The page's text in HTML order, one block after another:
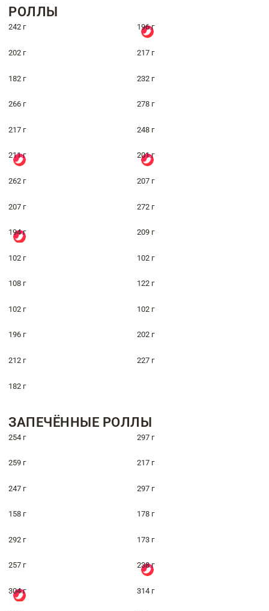
РОЛЛЫ
242 г 196 г
202 г 217 г
182 г 232 г
266 г 278 г
217 г 248 г
211 г 201 г
262 г 207 г
207 г 272 г
194 г 209 г
102 г 102 г
108 г 122 г
102 г 102 г
196 г 202 г
212 г 227 г
182 г
ЗАПЕЧЁННЫЕ РОЛЛЫ
254 г 297 г
259 г 217 г
247 г 297 г
158 г 178 г
292 г 173 г
257 г 238 г
304 г 314 г